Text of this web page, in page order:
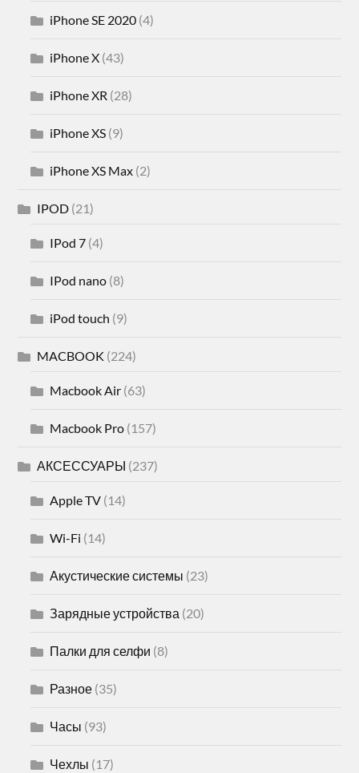
iPhone SE 2020 (4)
iPhone X (43)
iPhone XR (28)
iPhone XS (9)
iPhone XS Max (2)
IPOD (21)
IPod 7 (4)
IPod nano (8)
iPod touch (9)
MACBOOK (224)
Macbook Air (63)
Macbook Pro (157)
АКСЕССУАРЫ (237)
Apple TV (14)
Wi-Fi (14)
Акустические системы (23)
Зарядные устройства (20)
Палки для селфи (8)
Разное (35)
Часы (93)
Чехлы (17)